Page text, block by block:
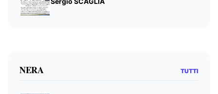
NERA TUTTI